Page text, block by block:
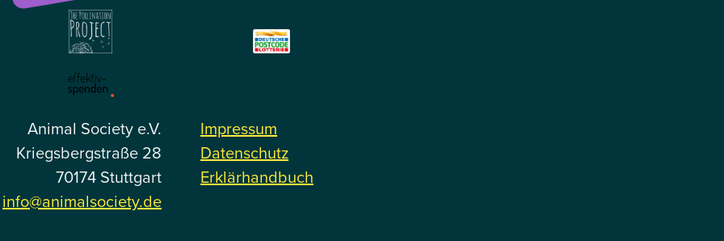
Animal Society e.V.
Kriegsbergstraße 28
70174 Stuttgart
info@animalsociety.de
Impressum
Datenschutz
Erklärhandbuch